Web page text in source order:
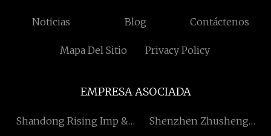
Noticias Blog Contáctenos
Mapa Del Sitio Privacy Policy
EMPRESA ASOCIADA
Shandong Rising Imp &
Shenzhen Zhusheng